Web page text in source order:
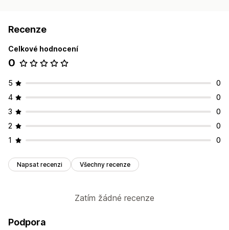
Recenze
Celkové hodnocení
0
5
0
4
0
3
0
2
0
1
0
Napsat recenzi Všechny recenze
Zatím žádné recenze
Podpora